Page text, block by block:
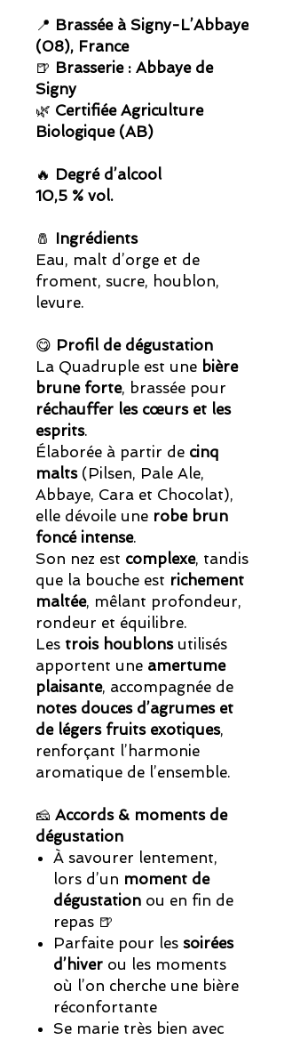
📍 Brassée à Signy-L’Abbaye
(08), France
🍺 Brasserie : Abbaye de
Signy
🌿 Certifiée Agriculture
Biologique (AB)
🔥 Degré d’alcool
10,5 % vol.
🧂 Ingrédients
Eau, malt d’orge et de
froment, sucre, houblon,
levure.
😋 Profil de dégustation
La Quadruple est une bière
brune forte, brassée pour
réchauffer les cœurs et les
esprits.
Élaborée à partir de cinq
malts(Pilsen, Pale Ale,
Abbaye, Cara et Chocolat),
elle dévoile une robe brun
foncé intense.
Son nez est complexe, tandis
que la bouche est richement
maltée, mêlant profondeur,
rondeur et équilibre.
Les trois houblonsutilisés
apportent une amertume
plaisante, accompagnée de
notes douces d’agrumes et
de légers fruits exotiques,
renforçant l’harmonie
aromatique de l’ensemble.
🧀 Accords & moments de
dégustation
À savourer lentement,
lors d’un moment de
dégustation ou en fin de
repas 🍺
Parfaite pour les soirées
d’hiver ou les moments
où l’on cherche une bière
réconfortante
Se marie très bien avec